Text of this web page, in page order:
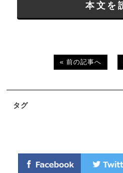
本文を
« 前の記事へ
タグ